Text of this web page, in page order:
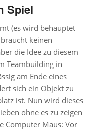
Spiel
(es wird behauptet
keinen
die Idee zu diesem
Teambuilding in
am Ende eines
sich ein Objekt zu
ist. Nun wird dieses
ohne es zu zeigen
Computer Maus: Vor